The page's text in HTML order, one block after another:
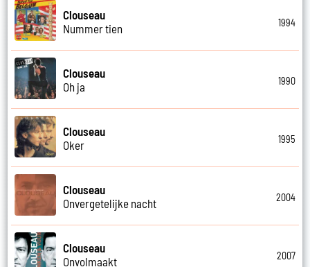
Clouseau
Nummer tien
1994
Clouseau
Oh ja
1990
Clouseau
Oker
1995
Clouseau
Onvergetelijke nacht
2004
Clouseau
Onvolmaakt
2007